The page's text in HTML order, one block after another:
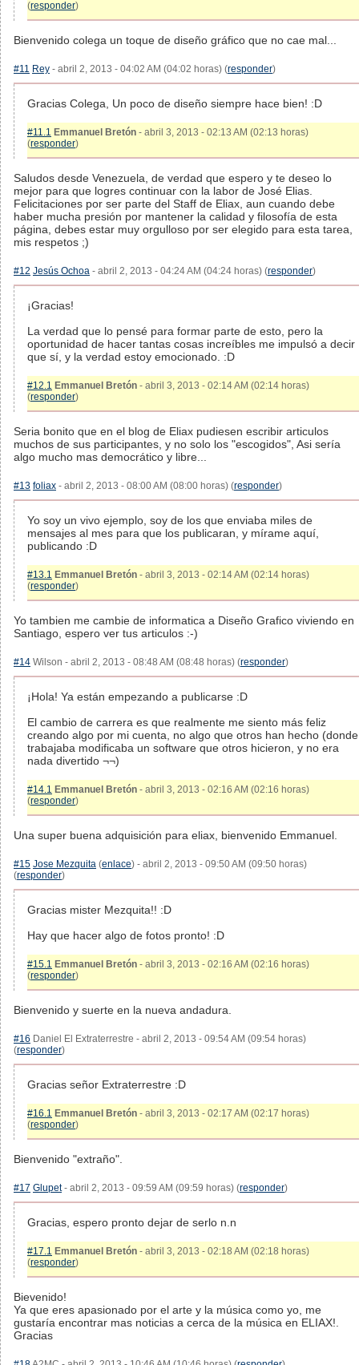
(responder)
Bienvenido colega un toque de diseño gráfico que no cae mal...
#11 Rey - abril 2, 2013 - 04:02 AM (04:02 horas) (responder)
Gracias Colega, Un poco de diseño siempre hace bien! :D
#11.1 Emmanuel Bretón - abril 3, 2013 - 02:13 AM (02:13 horas)
(responder)
Saludos desde Venezuela, de verdad que espero y te deseo lo
mejor para que logres continuar con la labor de José Elias.
Felicitaciones por ser parte del Staff de Eliax, aun cuando debe
haber mucha presión por mantener la calidad y filosofía de esta
página, debes estar muy orgulloso por ser elegido para esta tarea,
mis respetos ;)
#12 Jesús Ochoa - abril 2, 2013 - 04:24 AM (04:24 horas) (responder)
¡Gracias!
La verdad que lo pensé para formar parte de esto, pero la
oportunidad de hacer tantas cosas increíbles me impulsó a decir
que sí, y la verdad estoy emocionado. :D
#12.1 Emmanuel Bretón - abril 3, 2013 - 02:14 AM (02:14 horas)
(responder)
Seria bonito que en el blog de Eliax pudiesen escribir articulos
muchos de sus participantes, y no solo los "escogidos", Asi sería
algo mucho mas democrático y libre...
#13 foliax - abril 2, 2013 - 08:00 AM (08:00 horas) (responder)
Yo soy un vivo ejemplo, soy de los que enviaba miles de
mensajes al mes para que los publicaran, y mírame aquí,
publicando :D
#13.1 Emmanuel Bretón - abril 3, 2013 - 02:14 AM (02:14 horas)
(responder)
Yo tambien me cambie de informatica a Diseño Grafico viviendo en
Santiago, espero ver tus articulos :-)
#14 Wilson - abril 2, 2013 - 08:48 AM (08:48 horas) (responder)
¡Hola! Ya están empezando a publicarse :D
El cambio de carrera es que realmente me siento más feliz
creando algo por mi cuenta, no algo que otros han hecho (donde
trabajaba modificaba un software que otros hicieron, y no era
nada divertido ¬¬)
#14.1 Emmanuel Bretón - abril 3, 2013 - 02:16 AM (02:16 horas)
(responder)
Una super buena adquisición para eliax, bienvenido Emmanuel.
#15 Jose Mezquita (enlace) - abril 2, 2013 - 09:50 AM (09:50 horas)
(responder)
Gracias mister Mezquita!! :D
Hay que hacer algo de fotos pronto! :D
#15.1 Emmanuel Bretón - abril 3, 2013 - 02:16 AM (02:16 horas)
(responder)
Bienvenido y suerte en la nueva andadura.
#16 Daniel El Extraterrestre - abril 2, 2013 - 09:54 AM (09:54 horas)
(responder)
Gracias señor Extraterrestre :D
#16.1 Emmanuel Bretón - abril 3, 2013 - 02:17 AM (02:17 horas)
(responder)
Bienvenido "extraño".
#17 Glupet- abril 2, 2013 - 09:59 AM (09:59 horas) (responder)
Gracias, espero pronto dejar de serlo n.n
#17.1 Emmanuel Bretón - abril 3, 2013 - 02:18 AM (02:18 horas)
(responder)
Bievenido!
Ya que eres apasionado por el arte y la música como yo, me
gustaría encontrar mas noticias a cerca de la música en ELIAX!.
Gracias